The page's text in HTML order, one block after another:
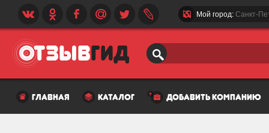
Мой город: Санкт-
главная каталог добавить компанию